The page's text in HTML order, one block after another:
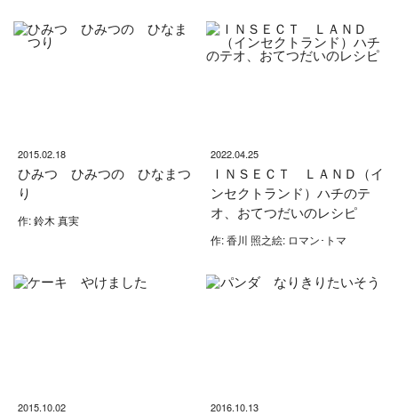
2015.02.18
ひみつ ひみつの ひなまつ
り
作: 鈴木 真実
2022.04.25
ＩＮＳＥＣＴ ＬＡＮＤ（イ
ンセクトランド）ハチのテ
オ、おてつだいのレシピ
作: 香川 照之絵: ロマン･トマ
2015.10.02 2016.10.13